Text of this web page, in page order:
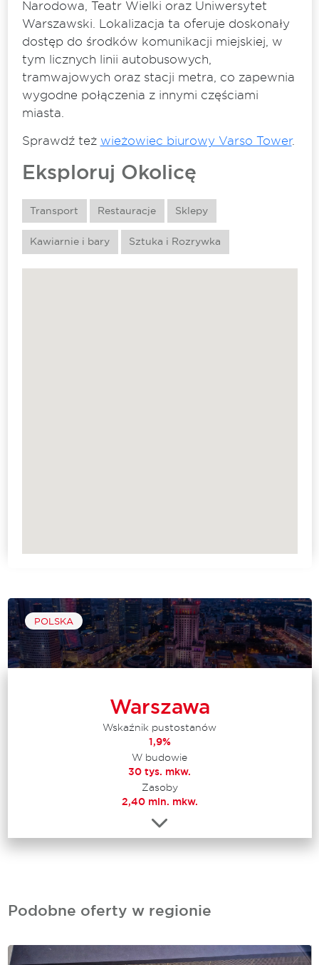
Narodowa, Teatr Wielki oraz Uniwersytet
Warszawski. Lokalizacja ta oferuje doskonały
dostęp do środków komunikacji miejskiej, w
tym licznych linii autobusowych,
tramwajowych oraz stacji metra, co zapewnia
wygodne połączenia z innymi częściami
miasta.
Sprawdź też wieżowiec biurowy Varso Tower.
Eksploruj Okolicę
Transport Restauracje Sklepy
Kawiarnie i bary Sztuka i Rozrywka
POLSKA
Warszawa
Wskaźnik pustostanów
1,9%
W budowie
30 tys. mkw.
Zasoby
2,40 mln. mkw.
Podobne oferty w regionie